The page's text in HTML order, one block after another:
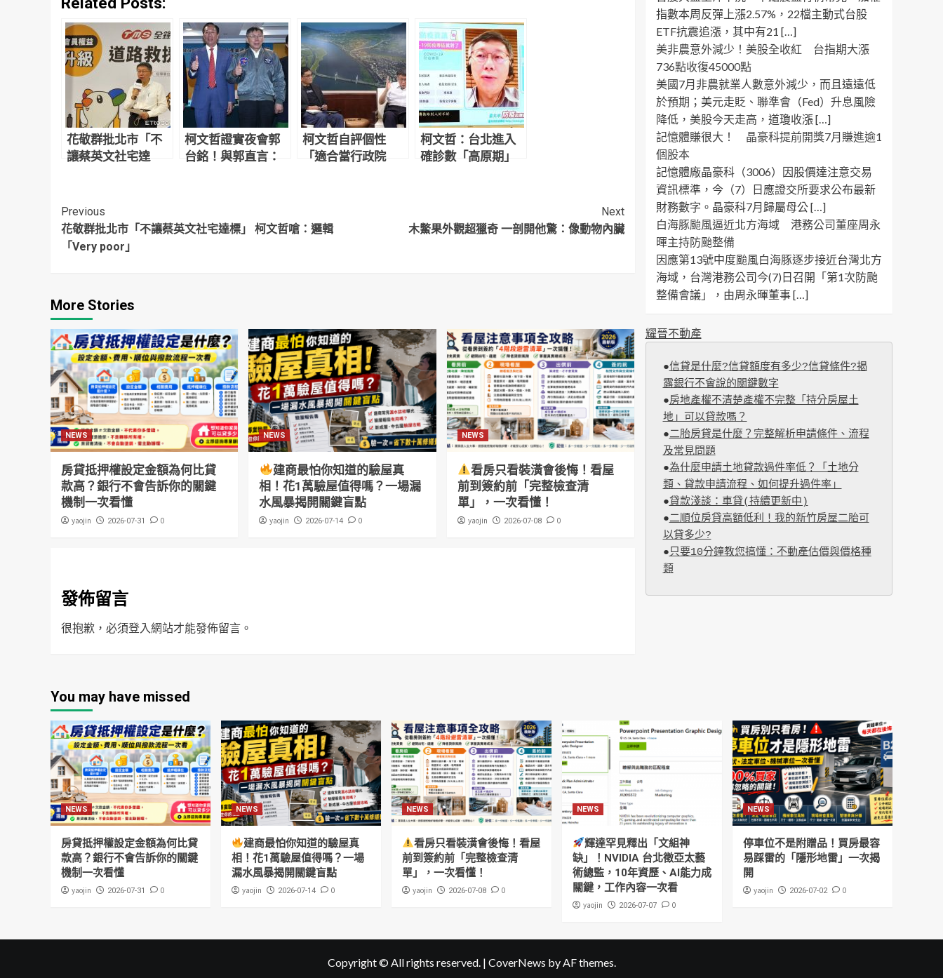
花敬群批北市「不
讓蔡英文社宅達
柯文哲證實夜會郭
台銘！與郭直言：
柯文哲自評個性
「適合當行政院
柯文哲：台北進入
確診數「高原期」
Continue
Reading
Previous
花敬群批北市「不讓蔡英文社宅達標」 柯文哲嗆：邏輯
「Very poor」
Next
木鱉果外觀超獵奇 一剖開他驚：像動物內臟
More Stories
NEWS
房貸抵押權設定金額為何比貸
款高？銀行不會告訴你的關鍵
機制一次看懂
yaojin 2026-07-31 0
NEWS
建商最怕你知道的驗屋真
相！花1萬驗屋值得嗎？一場漏
水風暴揭開關鍵盲點
yaojin 2026-07-14 0
NEWS
看房只看裝潢會後悔！看屋
前到簽約前「完整檢查清
單」，一次看懂！
yaojin 2026-07-08 0
發佈留言
很抱歉，必須登入 網站才能發佈留言。
指數本周反彈上漲2.57%，22檔主動式台股
ETF抗震追漲，其中有21 […]
美非農意外減少！美股全收紅 台指期大漲
736點收復45000點
美國7月非農就業人數意外減少，而且遠遠低
於預期；美元走貶、聯準會（Fed）升息風險
降低，美股今天走高，道瓊收漲 […]
記憶體賺很大！ 晶豪科提前開獎7月賺進逾1
個股本
記憶體廠晶豪科（3006）因股價達注意交易
資訊標準，今（7）日應證交所要求公布最新
財務數字。晶豪科7月歸屬母公 […]
白海豚颱風逼近北方海域 港務公司董座周永
暉主持防颱整備
因應第13號中度颱風白海豚逐步接近台灣北方
海域，台灣港務公司今(7)日召開「第1次防颱
整備會議」，由周永暉董事 […]
耀晉不動產
●信貸是什麼?信貸額度有多少?信貸條件?揭
露銀行不會說的關鍵數字
●房地產權不清楚產權不完整「持分房屋土
地」可以貸款嗎？
●二胎房貸是什麼？完整解析申請條件、流程
及常見問題
●為什麼申請土地貸款過件率低？「土地分
類、貸款申請流程、如何提升過件率」
●貸款淺談：車貸(持續更新中)
●二順位房貸高額低利！我的新竹房屋二胎可
以貸多少?
●只要10分鐘教您搞懂：不動產估價與價格種
類
You may have missed
NEWS
房貸抵押權設定金額為何比貸
款高？銀行不會告訴你的關鍵
機制一次看懂
yaojin 2026-07-31 0
NEWS
建商最怕你知道的驗屋真
相！花1萬驗屋值得嗎？一場
漏水風暴揭開關鍵盲點
yaojin 2026-07-14 0
NEWS
看房只看裝潢會後悔！看屋
前到簽約前「完整檢查清
單」，一次看懂！
yaojin 2026-07-08 0
NEWS
輝達罕見釋出「文組神
缺」！NVIDIA 台北徵亞太藝
術總監，10年資歷、AI能力成
關鍵，工作內容一次看
yaojin 2026-07-07 0
NEWS
停車位不是附贈品！買房最容
易踩雷的「隱形地雷」一次揭
開
yaojin 2026-07-02 0
Copyright © All rights reserved. | CoverNews by AF themes.